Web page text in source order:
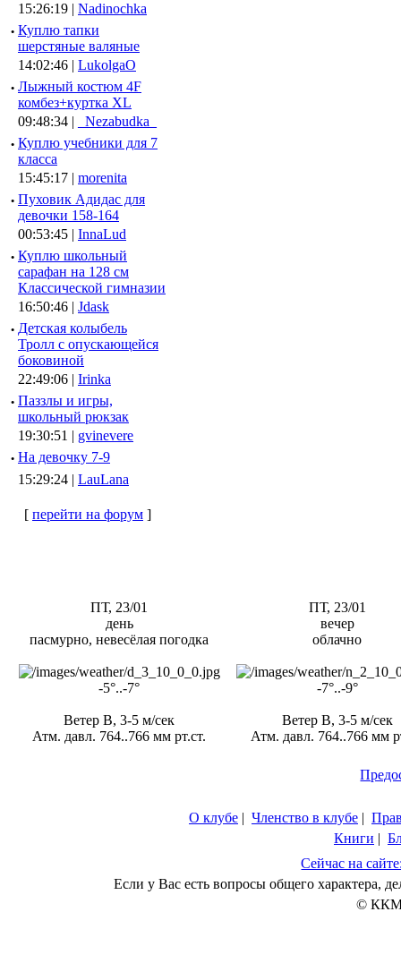
15:26:19 | Nadinochka
· Куплю тапки
шерстяные валяные
14:02:46 | LukolgaO
· Лыжный костюм 4F
комбез+куртка XL
09:48:34 |
_Nezabudka_
· Куплю учебники для 7
класса
15:45:17 | morenita
· Пуховик Адидас для
девочки 158-164
00:53:45 | InnaLud
· Куплю школьный
сарафан на 128 см
Классической гимназии
16:50:46 | Jdask
· Детская колыбель
Тролл с опускающейся
боковиной
22:49:06 | Irinka
· Паззлы и игры,
школьный рюкзак
19:30:51 | gvinevere
· Hа девочку 7-9
15:29:24 | LauLana
[ перейти на форум ]
ПТ, 23/01
день
пасмурно, невесёлая погодка
-5°..-7°
Ветер В, 3-5 м/сек
Атм. давл. 764..766 мм рт.ст.
ПТ, 23/01
вечер
облачно
-7°..-9°
Ветер В, 3-5 м/сек
Атм. давл. 764..766 мм
О клубе | Членство в клубе |
Книги |
Сейчас на
Если у Вас есть вопросы общего характера,
© ККМ